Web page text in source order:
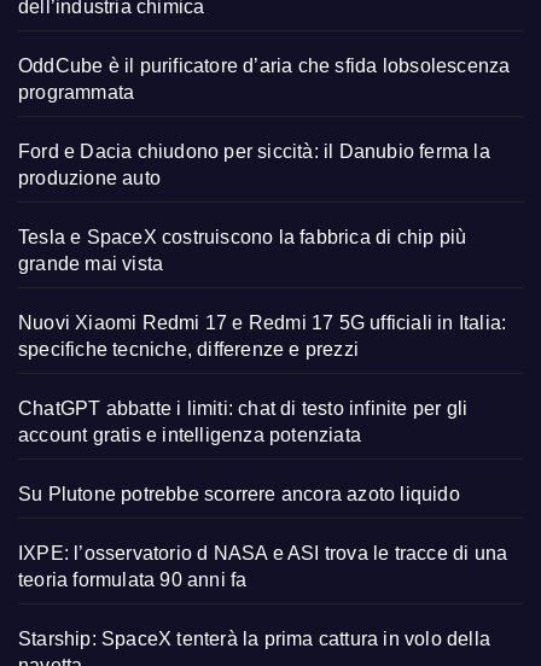
dell’industria chimica
OddCube è il purificatore d’aria che sfida lobsolescenza
programmata
Ford e Dacia chiudono per siccità: il Danubio ferma la
produzione auto
Tesla e SpaceX costruiscono la fabbrica di chip più
grande mai vista
Nuovi Xiaomi Redmi 17 e Redmi 17 5G ufficiali in Italia:
specifiche tecniche, differenze e prezzi
ChatGPT abbatte i limiti: chat di testo infinite per gli
account gratis e intelligenza potenziata
Su Plutone potrebbe scorrere ancora azoto liquido
IXPE: l’osservatorio d NASA e ASI trova le tracce di una
teoria formulata 90 anni fa
Starship: SpaceX tenterà la prima cattura in volo della